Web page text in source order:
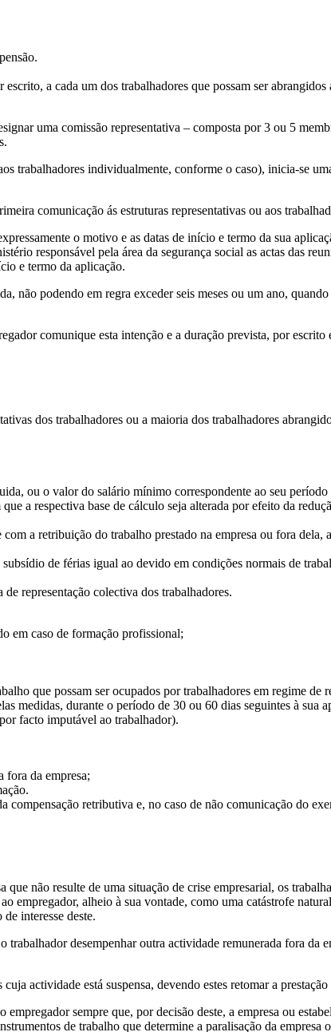
a cada um dos trabalhadores que possam ser
uma comissão representativa – composta por 3 ou 5
trabalhadores individualmente, conforme o caso), inicia-se
comunicação ás estruturas representativas ou aos
o motivo e as datas de início e termo da sua
responsável pela área da segurança social as actas das
e termo da aplicação.
não podendo em regra exceder seis meses ou um ano,
comunique esta intenção e a duração prevista, por
dos trabalhadores ou a maioria dos trabalhadores
ou o valor do salário mínimo correspondente ao seu
a respectiva base de cálculo seja alterada por efeito da
a retribuição do trabalho prestado na empresa ou fora dela,
de férias igual ao devido em condições normais de
representação colectiva dos trabalhadores.
em caso de formação profissional;
que possam ser ocupados por trabalhadores em regime de
medidas, durante o período de 30 ou 60 dias seguintes à sua
facto imputável ao trabalhador).
fora da empresa;
retributiva e, no caso de não comunicação do
não resulte de uma situação de crise empresarial, os
alheio à sua vontade, como uma catástrofe
interesse deste.
desempenhar outra actividade remunerada fora da
actividade está suspensa, devendo estes retomar a
sempre que, por decisão deste, a empresa ou
de trabalho que determine a paralisação da empresa